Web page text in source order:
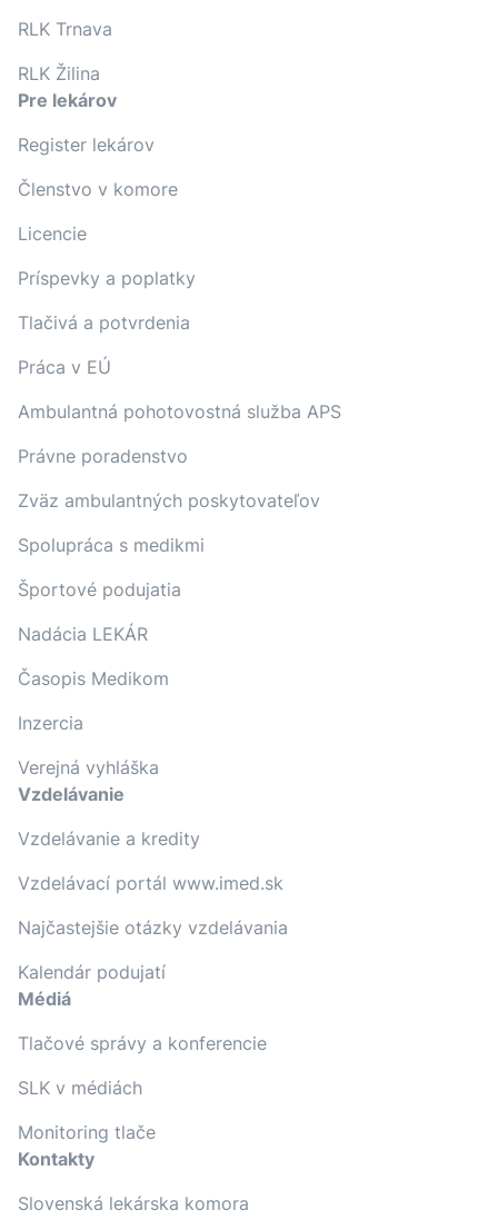
RLK Trnava
RLK Žilina
Pre lekárov
Register lekárov
Členstvo v komore
Licencie
Príspevky a poplatky
Tlačivá a potvrdenia
Práca v EÚ
Ambulantná pohotovostná služba APS
Právne poradenstvo
Zväz ambulantných poskytovateľov
Spolupráca s medikmi
Športové podujatia
Nadácia LEKÁR
Časopis Medikom
Inzercia
Verejná vyhláška
Vzdelávanie
Vzdelávanie a kredity
Vzdelávací portál www.imed.sk
Najčastejšie otázky vzdelávania
Kalendár podujatí
Médiá
Tlačové správy a konferencie
SLK v médiách
Monitoring tlače
Kontakty
Slovenská lekárska komora